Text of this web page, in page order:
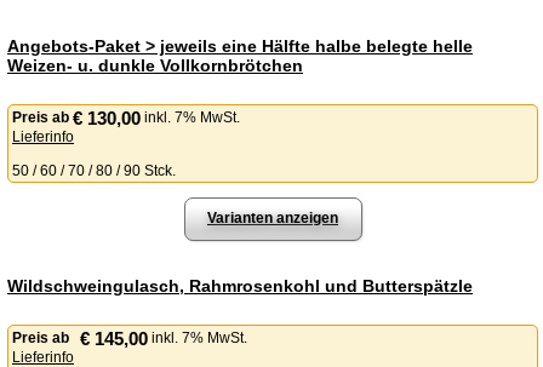
Angebots-Paket > jeweils eine Hälfte halbe belegte helle
Weizen- u. dunkle Vollkornbrötchen
Preis ab € 130,00 inkl. 7% MwSt.
Lieferinfo
50 / 60 / 70 / 80 / 90 Stck.
Varianten anzeigen
Wildschweingulasch, Rahmrosenkohl und Butterspätzle
Preis ab € 145,00 inkl. 7% MwSt.
Lieferinfo